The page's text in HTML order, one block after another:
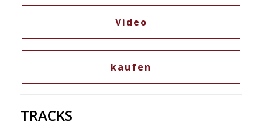
Gitarristen Gidon Oechsner, Julian Wohlmuth und
Marco Fillipovits – dem Jazz-Genre Gypsy Jazz
entwachsen und die Gewürztraminer finden mit
ihren humorvollen Texten und den oft tanzbaren
Grooves in der jugendnahen Clubszene eine neue
Heimat.
Die solistische und improvisatorische Virtuosität
der Bandmitglieder spielt jedoch weiterhin eine
Video
kaufen
TRACKS